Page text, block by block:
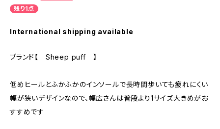
残り1点
International shipping available
ブランド【 Sheep puff 】
低めヒールとふかふかのインソールで長時間歩いても疲れにくい
幅が狭いデザインなので、幅広さんは普段より1サイズ大きめがお
すすめです